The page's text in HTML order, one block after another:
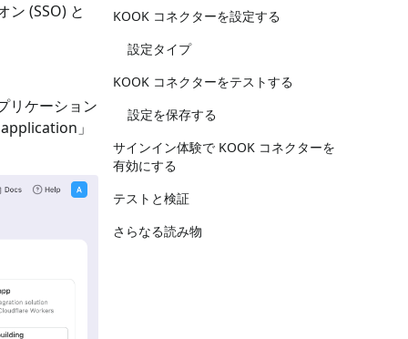
(SSO) と
リケーション
」
KOOK コネクターを設定する
設定タイプ
KOOK コネクターをテストする
設定を保存する
サインイン体験で KOOK コネクターを
有効にする
テストと検証
さらなる読み物